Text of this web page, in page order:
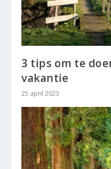
3 tips om te
vakantie
25 april 2023